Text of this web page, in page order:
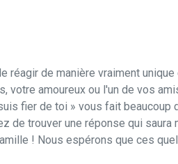
réagir de manière vraiment
votre amoureux ou l'un de vos
fier de toi » vous fait beaucoup
de trouver une réponse qui saura
! Nous espérons que ces